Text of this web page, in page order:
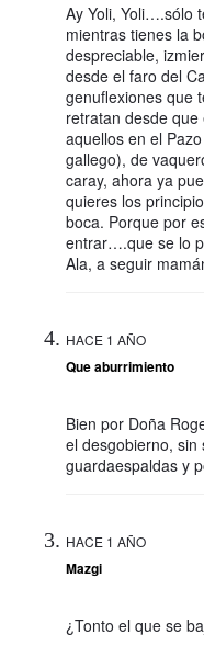
Ay Yoli, Yoli….sólo
mientras tienes la
despreciable,
desde el faro del
genuflexiones que
retratan desde
aquellos en el
gallego), de
caray, ahora ya
quieres los
boca. Porque por
entrar….que se lo
Ala, a seguir
HACE 1 AÑO
Que aburrimiento
Bien por Doña
el desgobierno, sin
guardaespaldas y
HACE 1 AÑO
Mazgi
¿Tonto el que se